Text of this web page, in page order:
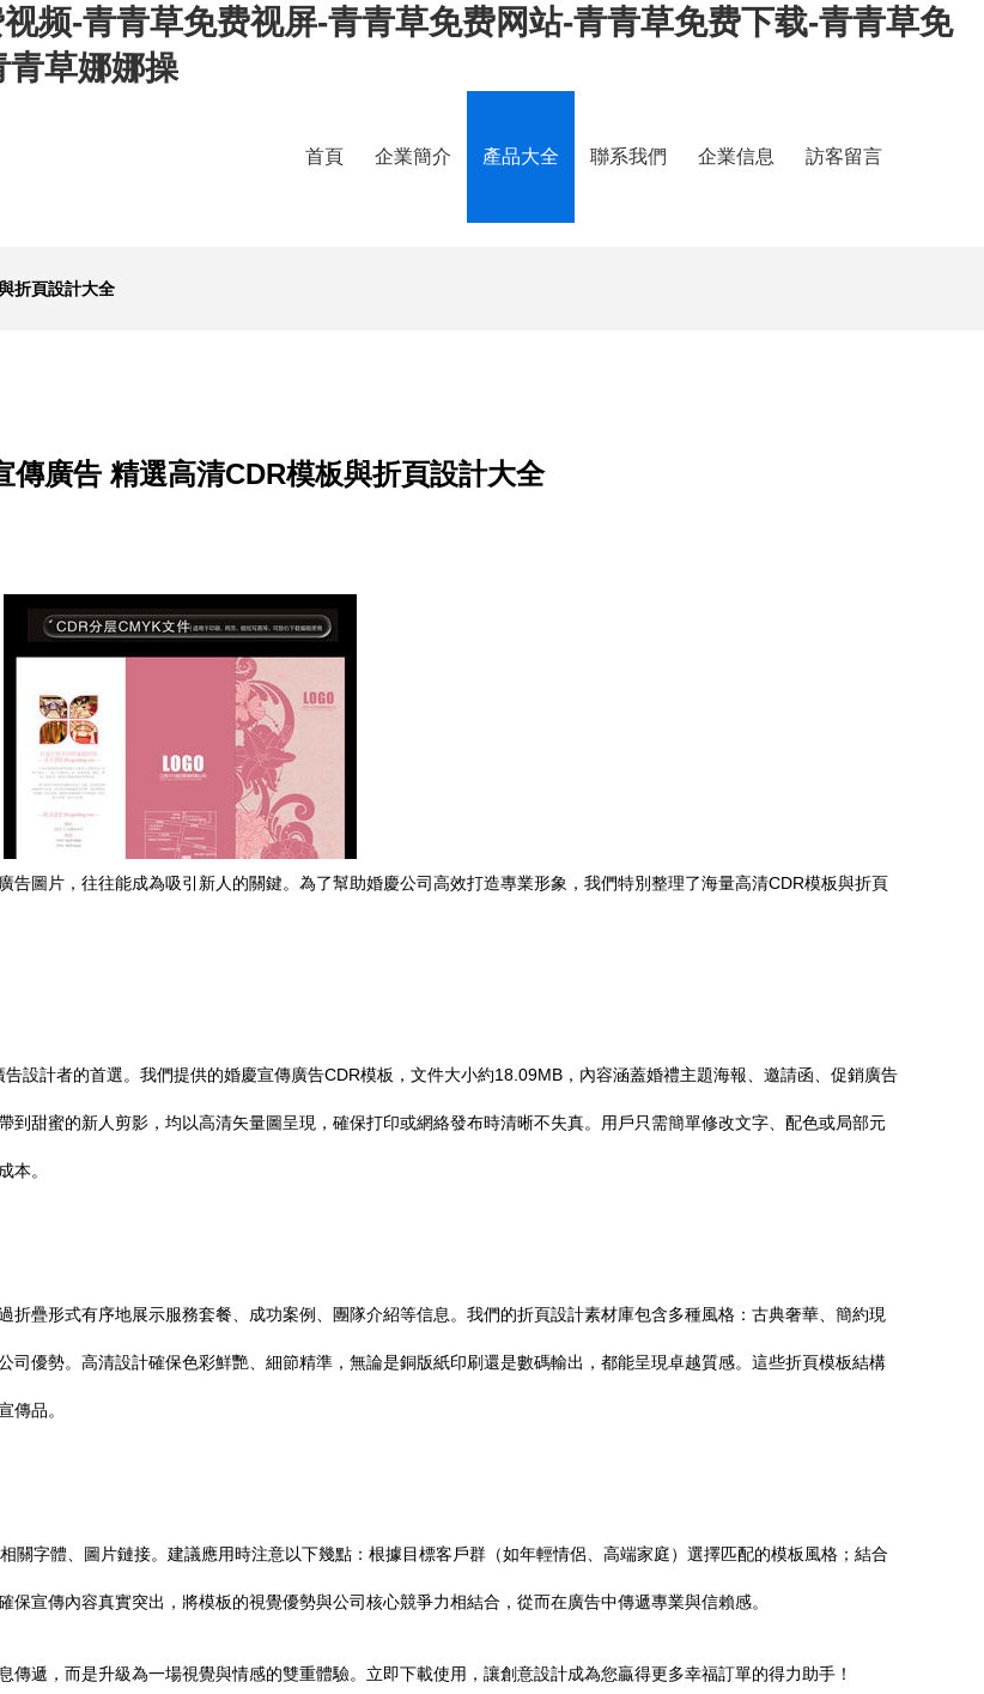
频-青青草免费视屏-青青草免费网站-青青草免费下载-青青草免
青草娜娜操
首頁 企業簡介 產品大全 聯系我們 企業信息 訪客留言
折頁設計大全
傳廣告 精選高清CDR模板與折頁設計大全
圖片，往往能成為吸引新人的關鍵。為了幫助婚慶公司高效打造專業形象，我們特別整理了海量高清CDR模板與折頁
設計者的首選。我們提供的婚慶宣傳廣告CDR模板，文件大小約18.09MB，內容涵蓋婚禮主題海報、邀請函、促銷廣告
甜蜜的新人剪影，均以高清矢量圖呈現，確保打印或網絡發布時清晰不失真。用戶只需簡單修改文字、配色或局部元
本。
疊形式有序地展示服務套餐、成功案例、團隊介紹等信息。我們的折頁設計素材庫包含多種風格：古典奢華、簡約現
優勢。高清設計確保色彩鮮艷、細節精準，無論是銅版紙印刷還是數碼輸出，都能呈現卓越質感。這些折頁模板結構
傳品。
關字體、圖片鏈接。建議應用時注意以下幾點：根據目標客戶群（如年輕情侶、高端家庭）選擇匹配的模板風格；結合
宣傳內容真實突出，將模板的視覺優勢與公司核心競爭力相結合，從而在廣告中傳遞專業與信賴感。
遞，而是升級為一場視覺與情感的雙重體驗。立即下載使用，讓創意設計成為您贏得更多幸福訂單的得力助手！